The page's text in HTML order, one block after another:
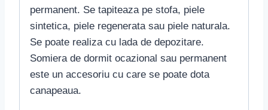
permanent. Se tapiteaza pe stofa, piele
sintetica, piele regenerata sau piele naturala.
Se poate realiza cu lada de depozitare.
Somiera de dormit ocazional sau permanent
este un accesoriu cu care se poate dota
canapeaua.